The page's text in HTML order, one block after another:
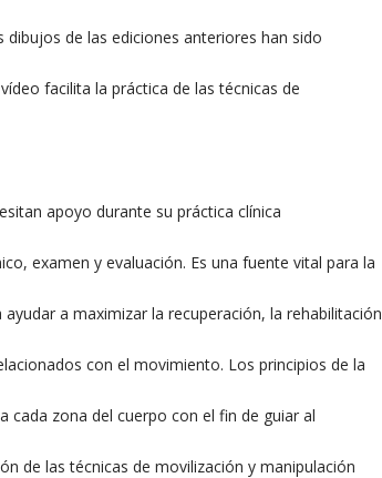
de las ediciones anteriores han sido
facilita la práctica de las técnicas de
apoyo durante su práctica clínica
examen y evaluación. Es una fuente vital para la
a maximizar la recuperación, la rehabilitación
con el movimiento. Los principios de la
cada zona del cuerpo con el fin de guiar al
de las técnicas de movilización y manipulación